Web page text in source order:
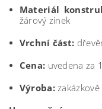
Materiál
žárový zinek
Vrchní část:
Cena: uvedena za
Výroba: